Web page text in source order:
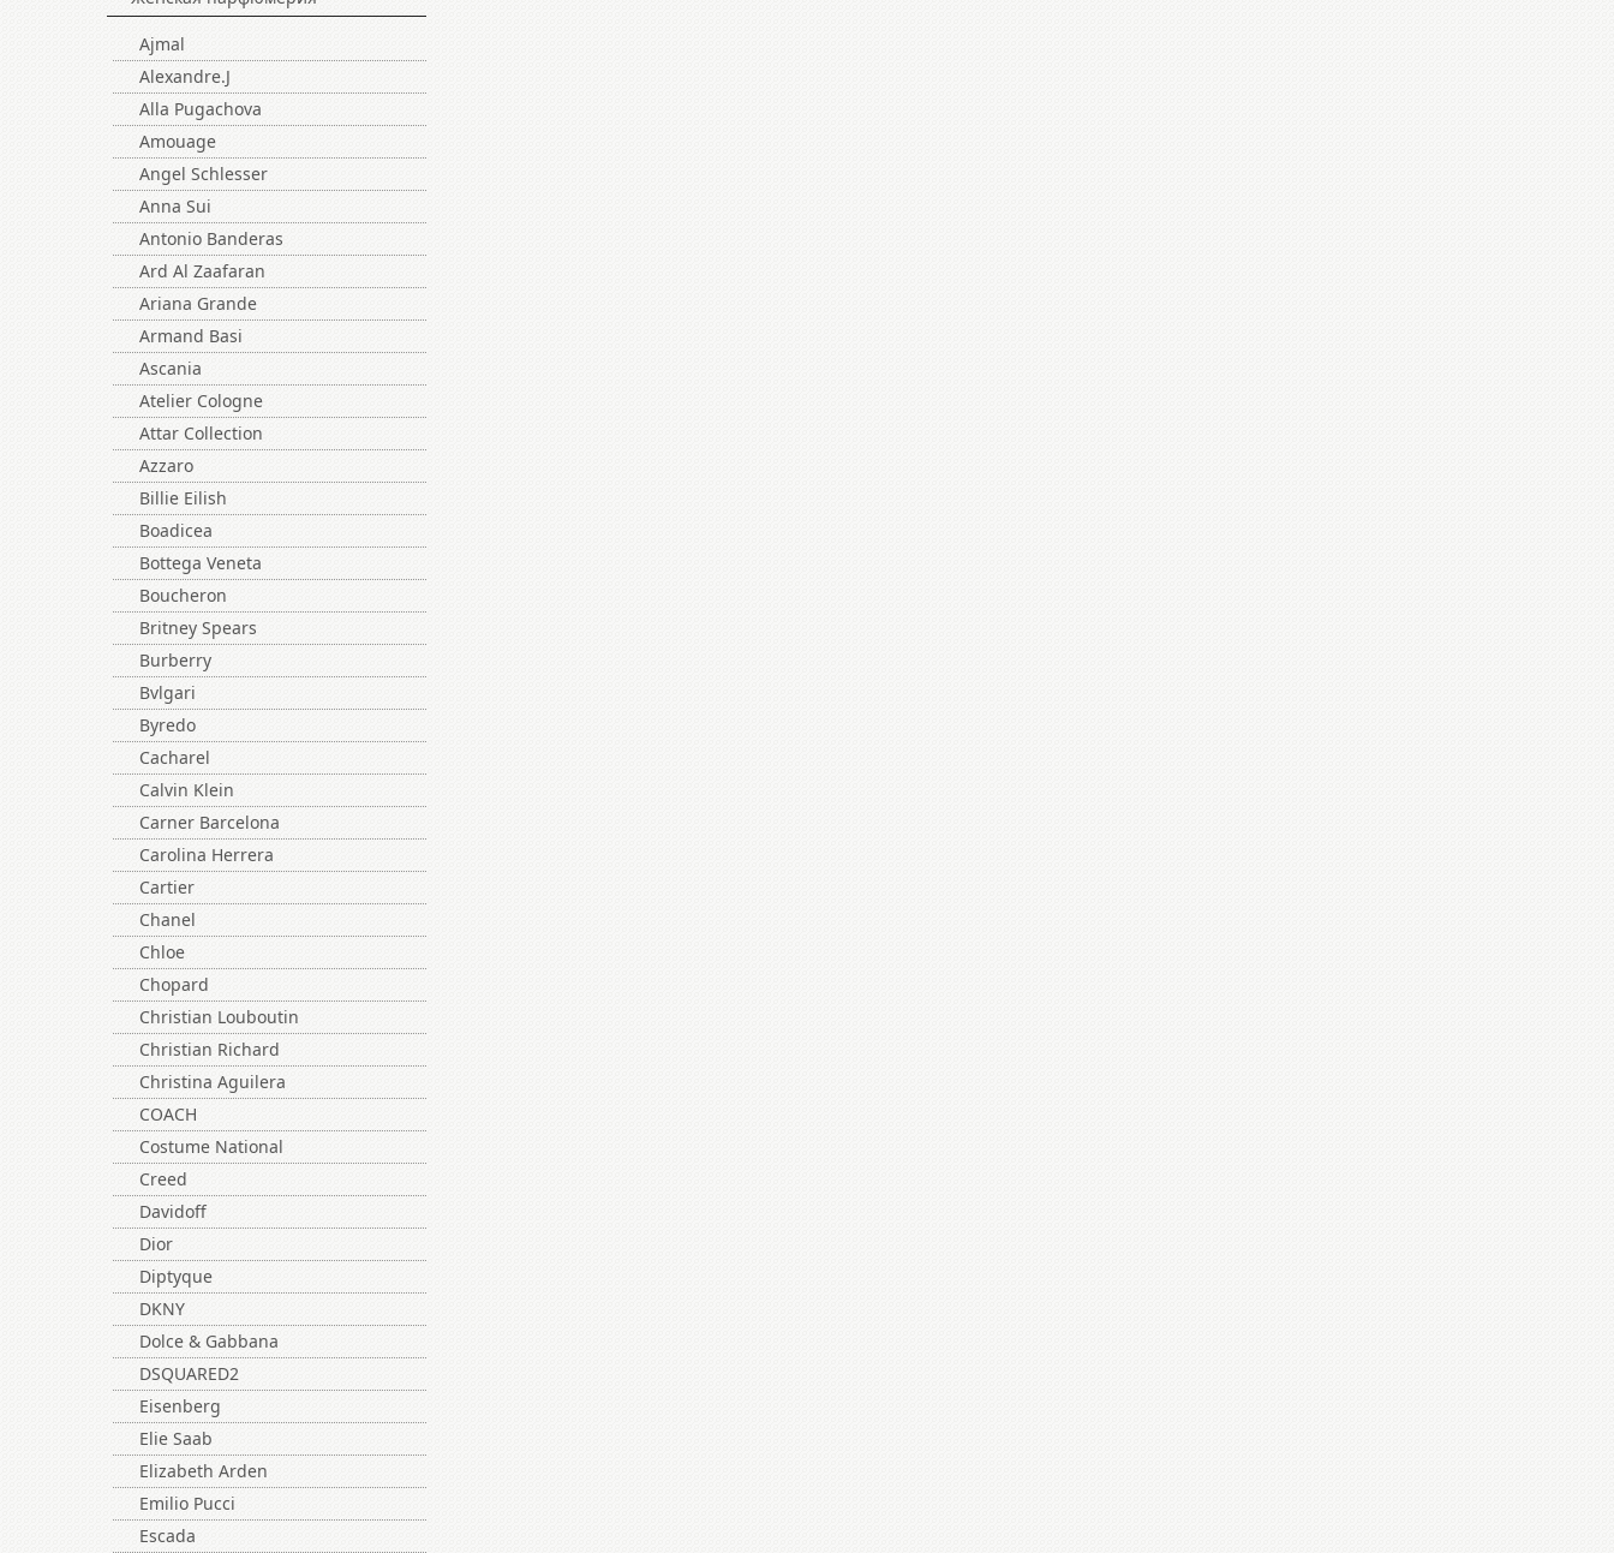
Ajmal
Alexandre.J
Alla Pugachova
Amouage
Angel Schlesser
Anna Sui
Antonio Banderas
Ard Al Zaafaran
Ariana Grande
Armand Basi
Ascania
Atelier Cologne
Attar Collection
Azzaro
Billie Eilish
Boadicea
Bottega Veneta
Boucheron
Britney Spears
Burberry
Bvlgari
Byredo
Cacharel
Calvin Klein
Carner Barcelona
Carolina Herrera
Cartier
Chanel
Chloe
Chopard
Christian Louboutin
Christian Richard
Christina Aguilera
COACH
Costume National
Creed
Davidoff
Dior
Diptyque
DKNY
Dolce & Gabbana
DSQUARED2
Eisenberg
Elie Saab
Elizabeth Arden
Emilio Pucci
Escada